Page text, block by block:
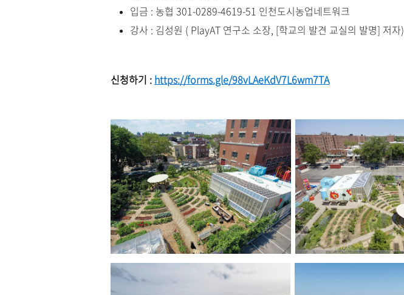
입금 : 농협 301-0289-4619-51 인천도시농업네트워크
강사 : 김성원 ( PlayAT 연구소 소장, [학교의 발견 교실의 발명] 저자)
신청하기 : https://forms.gle/98vLAeKdV7L6wm7TA